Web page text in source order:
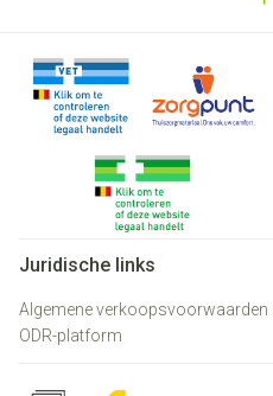
Juridische links
Algemene verkoopsvoorwaarden
ODR-platform